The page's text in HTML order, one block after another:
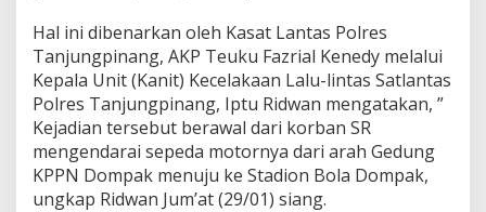
Hal ini dibenarkan oleh Kasat Lantas Polres
Tanjungpinang, AKP Teuku Fazrial Kenedy melalui
Kepala Unit (Kanit) Kecelakaan Lalu-lintas Satlantas
Polres Tanjungpinang, Iptu Ridwan mengatakan, ”
Kejadian tersebut berawal dari korban SR
mengendarai sepeda motornya dari arah Gedung
KPPN Dompak menuju ke Stadion Bola Dompak,
ungkap Ridwan Jum’at (29/01) siang.